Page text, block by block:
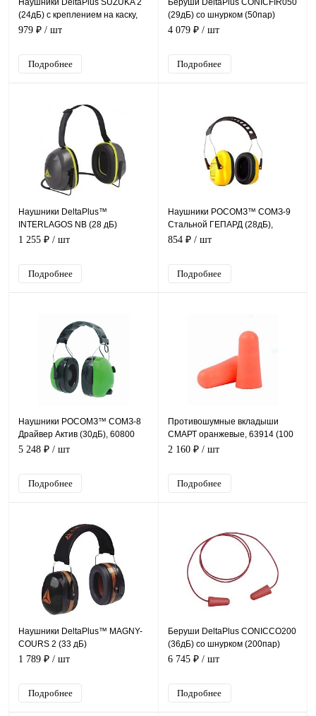
Наушники DeltaPlus SUZUKA 2
(24дБ) с креплением на каску,
флуоресцентно-желтые
979 ₽ / шт
Подробнее
Беруши DeltaPlus CONICFIR050
(29дБ) со шнурком (50пар)
4 079 ₽ / шт
Подробнее
Наушники DeltaPlus™
INTERLAGOS NB (28 дБ)
1 255 ₽ / шт
Подробнее
Наушники РОСОМЗ™ СОМЗ-9
Стальной ГЕПАРД (28дБ),
60900
854 ₽ / шт
Подробнее
Наушники РОСОМЗ™ СОМЗ-8
Драйвер Актив (30дБ), 60800
5 248 ₽ / шт
Подробнее
Противошумные вкладыши
СМАРТ оранжевые, 63914 (100
пар)
2 160 ₽ / шт
Подробнее
Наушники DeltaPlus™ MAGNY-
COURS 2 (33 дБ)
1 789 ₽ / шт
Подробнее
Беруши DeltaPlus CONICCO200
(36дБ) со шнурком (200пар)
6 745 ₽ / шт
Подробнее